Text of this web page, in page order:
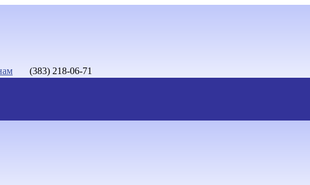
(383) 218-06-71